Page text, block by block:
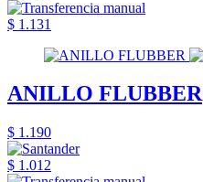
$ 1.131
ANILLO FLUBBER
$ 1.190
$ 1.012